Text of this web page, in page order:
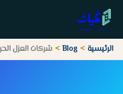
تخطي
المحتوى
الرئيسية
Blog شركات العزل